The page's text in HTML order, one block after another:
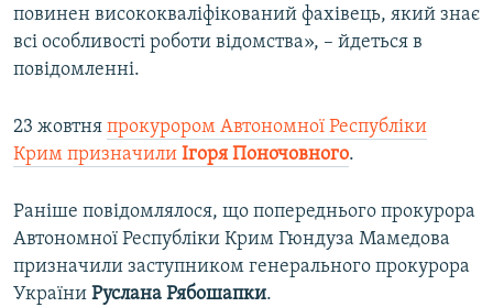
повинен висококваліфікований фахівець, який знає
всі особливості роботи відомства», – йдеться в
повідомленні.
23 жовтня прокурором Автономної Республіки
Крим призначили Ігоря Поночовного.
Раніше повідомлялося, що попереднього прокурора
Автономної Республіки Крим Гюндуза Мамедова
призначили заступником генерального прокурора
України Руслана Рябошапки.